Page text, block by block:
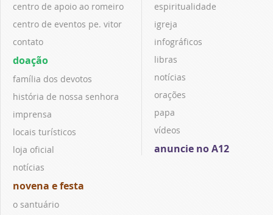
centro de apoio ao romeiro
centro de eventos pe. vitor
contato
doação
família dos devotos
história de nossa senhora
imprensa
locais turísticos
loja oficial
notícias
novena e festa
o santuário
espiritualidade
igreja
infográficos
libras
notícias
orações
papa
vídeos
anuncie no A12